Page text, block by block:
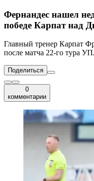
Фернандес нашел
победе Карпат над
Главный тренер Карпат
после матча 22-го тура
Поделиться
0
комментарии